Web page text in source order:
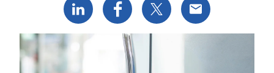
Share via LinkedIn
Share via Facebook
Share via XShare via Email